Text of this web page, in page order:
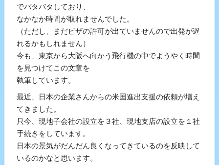
でバタバタしており、
なかなか時間が取れませんでした。
（ただし、まだビザの許可が出ていませんので出発が遅
れるかもしれません）
今も、東京から大阪へ向かう飛行機の中でようやく時間
を見つけてこの文章を
執筆しています。
最近、日本の企業さんからの米国進出支援の依頼が増え
てきました。
只今、現地子会社の設立を３社、現地支店の設立を１社
手続きをしています。
日本の景気がだんだん良くなってきているのを反映して
いるのかなと思います。